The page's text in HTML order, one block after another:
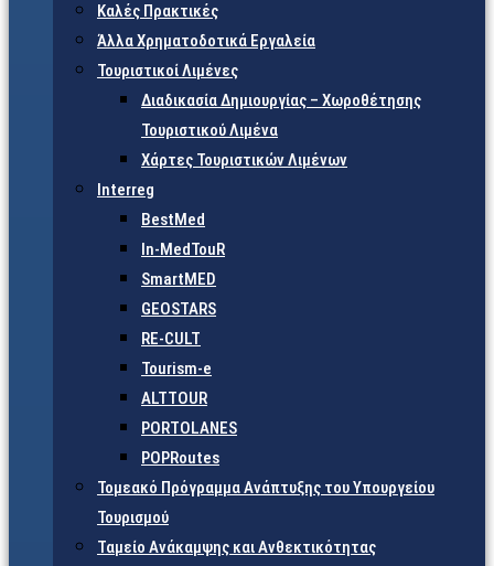
Καλές Πρακτικές
Άλλα Χρηματοδοτικά Εργαλεία
Τουριστικοί Λιμένες
Διαδικασία Δημιουργίας – Χωροθέτησης
Τουριστικού Λιμένα
Χάρτες Τουριστικών Λιμένων
Interreg
BestMed
In-MedTouR
SmartMED
GEOSTARS
RE-CULT
Tourism-e
ALTTOUR
PORTOLANES
POPRoutes
Τομεακό Πρόγραμμα Ανάπτυξης του Υπουργείου
Τουρισμού
Ταμείο Ανάκαμψης και Ανθεκτικότητας